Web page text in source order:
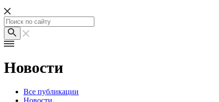
Новости
Все публикации
Новости